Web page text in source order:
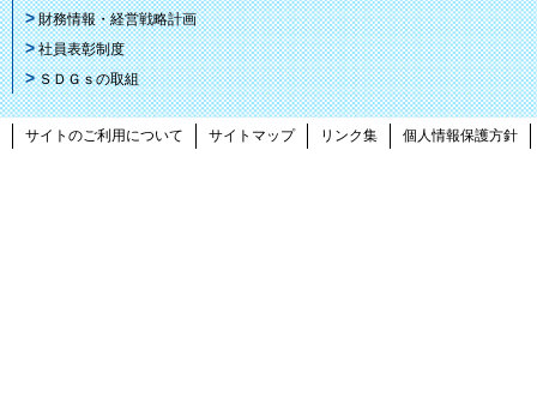
財務情報・経営戦略計画
社員表彰制度
ＳＤＧｓの取組
サイトのご利用について サイトマップ リンク集 個人情報保護方針